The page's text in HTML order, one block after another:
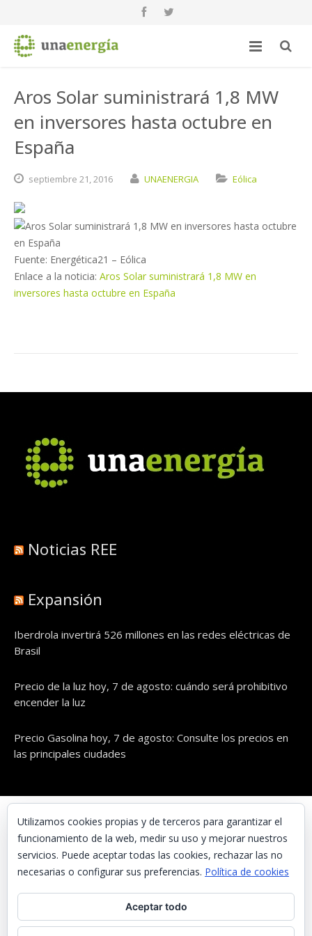
Aros Solar suministrará 1,8 MW
en inversores hasta octubre en
España
septiembre 21,2016 UNAENERGIA Eólica
Fuente: Energética21 – Eólica
Enlace a la noticia: Aros Solar suministrará 1,8 MW en
inversores hasta octubre en España
Noticias REE
Expansión
Iberdrola invertirá 526 millones en las redes eléctricas de
Brasil
Precio de la luz hoy, 7 de agosto: cuándo será prohibitivo
encender la luz
Precio Gasolina hoy, 7 de agosto: Consulte los precios en
las principales ciudades
© UNAENERGÍA, S.L.
Inicio
Contacta con nosotros
Preguntas frecuentes
Aviso Legal
Utilizamos cookies propias y de terceros para garantizar el
funcionamiento de la web, medir su uso y mejorar nuestros
servicios. Puede aceptar todas las cookies, rechazar las no
necesarias o configurar sus preferencias. Política de cookies
Aceptar todo